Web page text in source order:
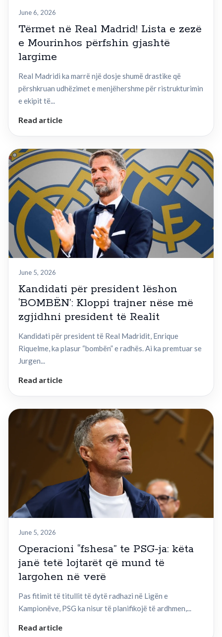
June 6, 2026
Tërmet në Real Madrid! Lista e zezë
e Mourinhos përfshin gjashtë
largime
Real Madridi ka marrë një dosje shumë drastike që
përshkruan udhëzimet e menjëhershme për ristrukturimin
e ekipit të...
Read article
June 5, 2026
Kandidati për president lëshon
‘BOMBËN’: Kloppi trajner nëse më
zgjidhni president të Realit
Kandidati për president të Real Madridit, Enrique
Riquelme, ka plasur “bombën” e radhës. Ai ka premtuar se
Jurgen...
Read article
June 5, 2026
Operacioni “fshesa” te PSG-ja: këta
janë tetë lojtarët që mund të
largohen në verë
Pas fitimit të titullit të dytë radhazi në Ligën e
Kampionëve, PSG ka nisur të planifikojë të ardhmen,...
Read article